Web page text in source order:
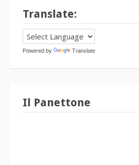
Translate:
Powered by Translate
Il Panettone